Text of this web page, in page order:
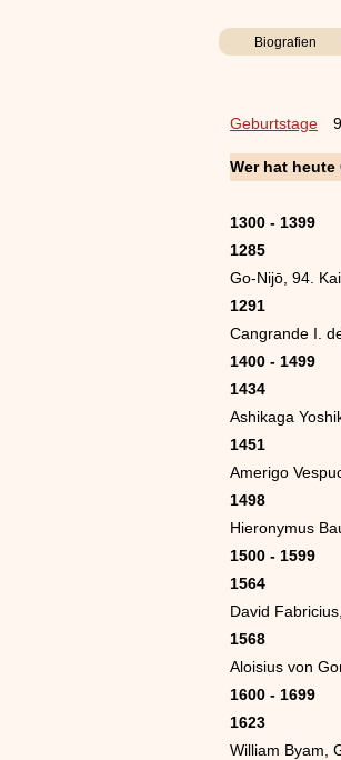
Biografien
Geburtstage
Wer hat heute
1300 - 1399
1285
Go-Nijō, 94.
1291
Cangrande I.
1400 - 1499
1434
Ashikaga
1451
Amerigo
1498
Hieronymus
1500 - 1599
1564
David
1568
Aloisius von
1600 - 1699
1623
William Byam,